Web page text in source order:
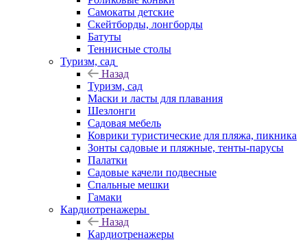
Самокаты детские
Скейтборды, лонгборды
Батуты
Теннисные столы
Туризм, сад
Назад
Туризм, сад
Маски и ласты для плавания
Шезлонги
Садовая мебель
Коврики туристические для пляжа, пикника
Зонты садовые и пляжные, тенты-парусы
Палатки
Садовые качели подвесные
Спальные мешки
Гамаки
Кардиотренажеры
Назад
Кардиотренажеры